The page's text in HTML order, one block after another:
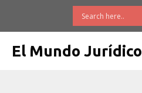
El Mundo Jurídico